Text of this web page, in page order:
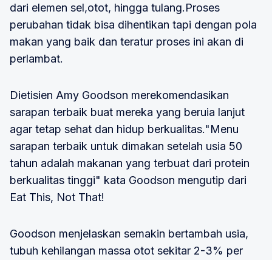
dari elemen sel,otot, hingga tulang.Proses
perubahan tidak bisa dihentikan tapi dengan pola
makan yang baik dan teratur proses ini akan di
perlambat.
Dietisien Amy Goodson merekomendasikan
sarapan terbaik buat mereka yang beruia lanjut
agar tetap sehat dan hidup berkualitas."Menu
sarapan terbaik untuk dimakan setelah usia 50
tahun adalah makanan yang terbuat dari protein
berkualitas tinggi" kata Goodson mengutip dari
Eat This, Not That!
Goodson menjelaskan semakin bertambah usia,
tubuh kehilangan massa otot sekitar 2-3% per